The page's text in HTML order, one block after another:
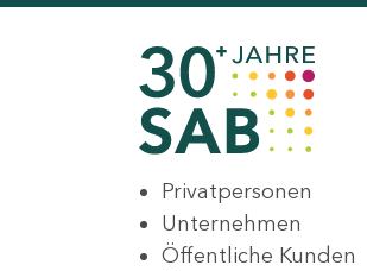
Privatpersonen
Unternehmen
Öffentliche Kunden